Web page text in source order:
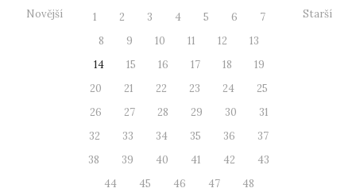
Novější 1 2 3 4 5 6
7
8
9 10 11 12
13
14
15 16 17 18
19
20
21 22 23 24
25
26
27 28 29 30
31
32
33 34 35 36
37
38
39 40 41 42
43
44
45 46 47
48
Starší